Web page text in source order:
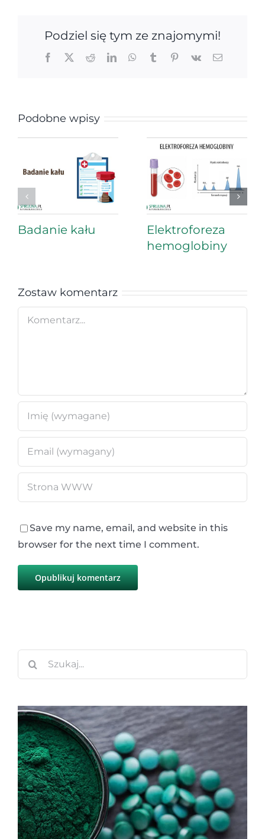
Podziel się tym ze znajomymi!
Facebook
X RedditLinkedInWhatsApp
TumblrPinterest
Vk Email
Podobne wpisy
Badanie kału
Elektroforeza
hemoglobiny
Zostaw komentarz
Save my name, email, and website in this
browser for the next time I comment.